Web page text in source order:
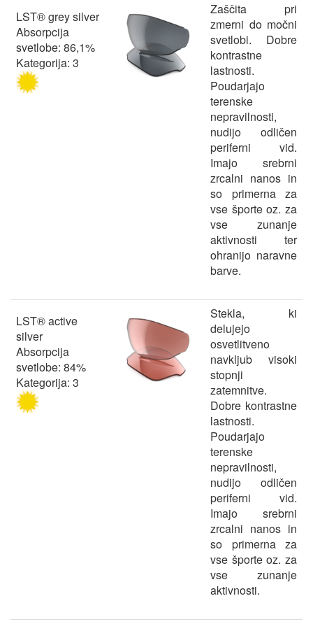
LST® grey silver
Absorpcija
svetlobe: 86,1%
Kategorija: 3
Zaščita pri
zmerni do močni
svetlobi. Dobre
kontrastne
lastnosti.
Poudarjajo
terenske
nepravilnosti,
nudijo odličen
periferni vid.
Imajo srebrni
zrcalni nanos in
so primerna za
vse športe oz. za
vse zunanje
aktivnosti ter
ohranijo naravne
barve.
LST® active
silver
Absorpcija
svetlobe: 84%
Kategorija: 3
Stekla, ki
delujejo
osvetlitveno
navkljub visoki
stopnji
zatemnitve.
Dobre kontrastne
lastnosti.
Poudarjajo
terenske
nepravilnosti,
nudijo odličen
periferni vid.
Imajo srebrni
zrcalni nanos in
so primerna za
vse športe oz. za
vse zunanje
aktivnosti.